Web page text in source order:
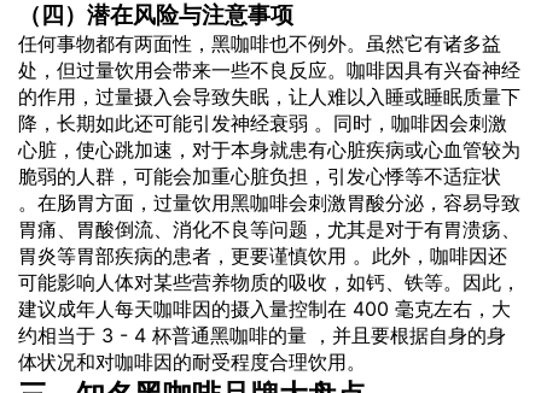
（四）潜在风险与注意事项
任何事物都有两面性，黑咖啡也不例外。虽然它有诸多益
处，但过量饮用会带来一些不良反应。咖啡因具有兴奋神经
的作用，过量摄入会导致失眠，让人难以入睡或睡眠质量下
降，长期如此还可能引发神经衰弱 。同时，咖啡因会刺激
心脏，使心跳加速，对于本身就患有心脏疾病或心血管较为
脆弱的人群，可能会加重心脏负担，引发心悸等不适症状
。在肠胃方面，过量饮用黑咖啡会刺激胃酸分泌，容易导致
胃痛、胃酸倒流、消化不良等问题，尤其是对于有胃溃疡、
胃炎等胃部疾病的患者，更要谨慎饮用 。此外，咖啡因还
可能影响人体对某些营养物质的吸收，如钙、铁等。因此，
建议成年人每天咖啡因的摄入量控制在 400 毫克左右，大
约相当于 3 - 4 杯普通黑咖啡的量 ，并且要根据自身的身
体状况和对咖啡因的耐受程度合理饮用。